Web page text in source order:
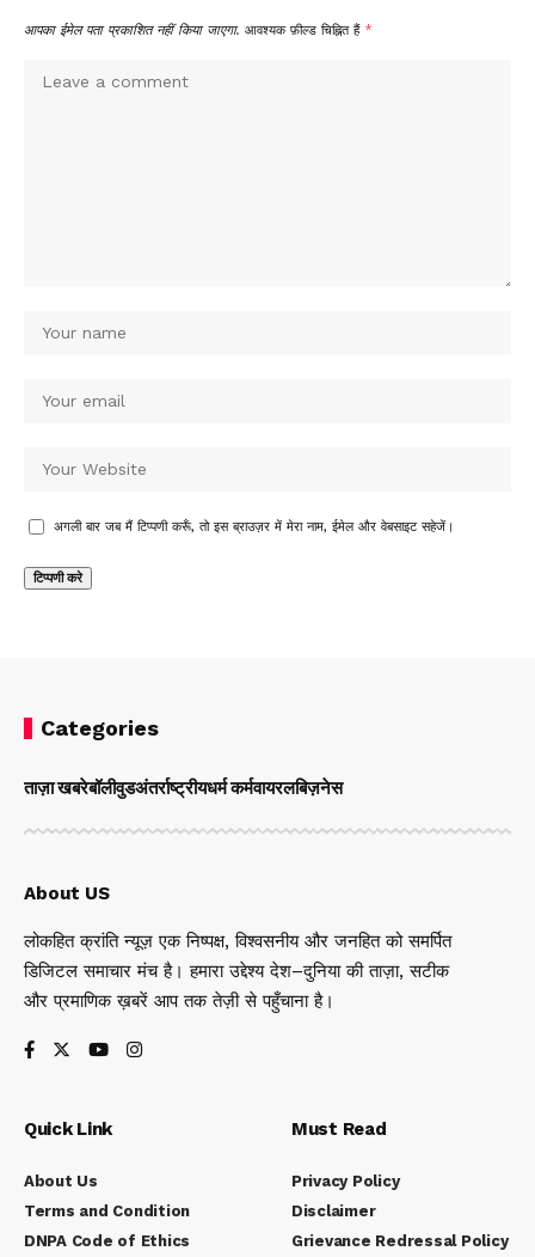
आपका ईमेल पता प्रकाशित नहीं किया जाएगा. आवश्यक फ़ील्ड चिह्नित हैं *
अगली बार जब मैं टिप्पणी करूँ, तो इस ब्राउज़र में मेरा नाम, ईमेल और वेबसाइट सहेजें।
Categories
ताज़ा खबरेबॉलीवुडअंतर्राष्ट्रीयधर्म कर्मवायरलबिज़नेस
About US
लोकहित क्रांति न्यूज़ एक निष्पक्ष, विश्वसनीय और जनहित को समर्पित
डिजिटल समाचार मंच है। हमारा उद्देश्य देश–दुनिया की ताज़ा, सटीक
और प्रमाणिक ख़बरें आप तक तेज़ी से पहुँचाना है।
Quick Link
About Us
Terms and Condition
DNPA Code of Ethics
Must Read
Privacy Policy
Disclaimer
Grievance Redressal Policy